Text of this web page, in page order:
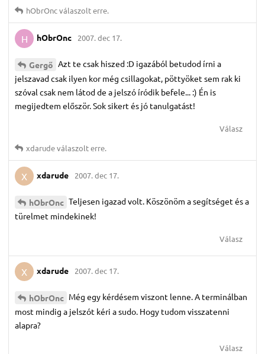
hObrOncválaszolt erre.
H hObrOnc 2007. dec 17.
Gergő Azt te csak hiszed :D igazából betudod írni a
jelszavad csak ilyen kor még csillagokat, pöttyöket sem rak ki
szóval csak nem látod de a jelszó íródik befele... :) Én is
megijedtem először. Sok sikert és jó tanulgatást!
Válasz
xdarudeválaszolt erre.
X xdarude 2007. dec 17.
hObrOnc Teljesen igazad volt. Köszönöm a segítséget és a
türelmet mindekinek!
Válasz
X xdarude 2007. dec 17.
hObrOnc Még egy kérdésem viszont lenne. A terminálban
most mindig a jelszót kéri a sudo. Hogy tudom visszatenni
alapra?
Válasz